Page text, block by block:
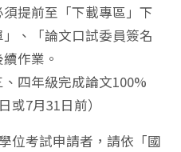
提前至「下載專區」下
、「論文口試委員簽名
作業。
、四年級完成論文100%
或7月31日前）
位考試申請者，請依「國